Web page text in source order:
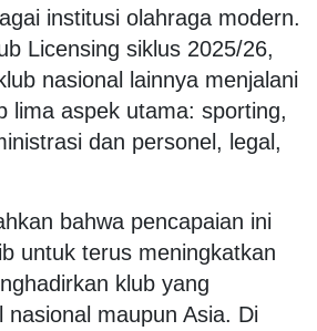
institusi olahraga modern.
Licensing siklus 2025/26,
nasional lainnya menjalani
lima aspek utama: sporting,
dan personel, legal,
bahwa pencapaian ini
untuk terus meningkatkan
klub yang
nasional maupun Asia. Di